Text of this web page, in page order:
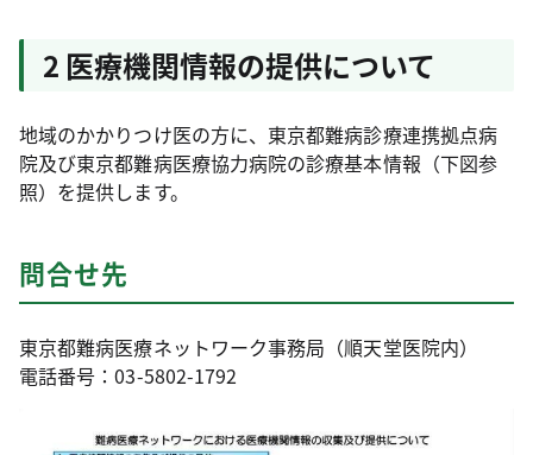
2 医療機関情報の提供について
地域のかかりつけ医の方に、東京都難病診療連携拠点病
院及び東京都難病医療協力病院の診療基本情報（下図参
照）を提供します。
問合せ先
東京都難病医療ネットワーク事務局（順天堂医院内）
電話番号：03-5802-1792